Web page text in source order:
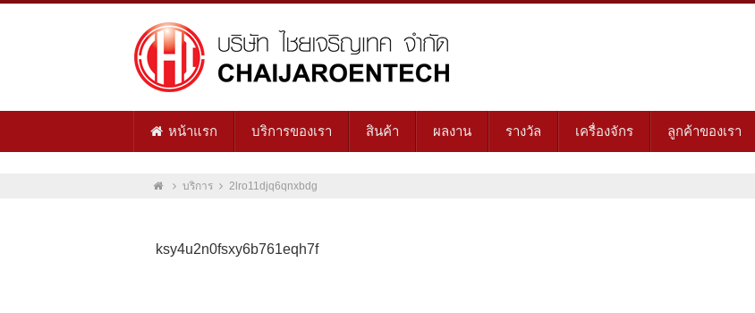
หน้าแรก บริการของเรา สินค้า ผลงาน รางวัล เครื่องจักร ลูกค้าของเรา
บริการ 2lro11djq6qnxbdg
ksy4u2n0fsxy6b761eqh7f